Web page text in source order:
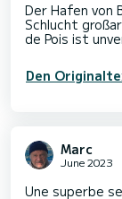
Der Hafen
Schlucht
Den
Marc
June 2023
Une superbe